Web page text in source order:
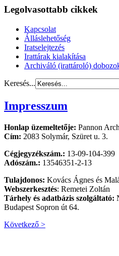
Legolvasottabb cikkek
Kapcsolat
Álláslehetőség
Iratselejtezés
Irattárak kialakítása
Archiváló (irattároló)
Keresés...
Impresszum
Honlap üzemeltetője: Pannon
Cím: 2083 Solymár, Szüret u. 3.
Cégjegyzékszám.: 13-09-104-399
Adószám.: 13546351-2-13
Tulajdonos: Kovács Ágnes és
Webszerkesztés: Remetei Zoltán
Tárhely és adatbázis szolgáltató:
Budapest Sopron út 64.
Következő >